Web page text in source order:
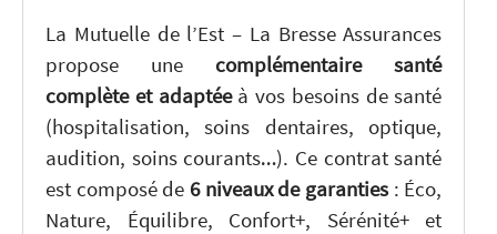
La Mutuelle de l’Est – La Bresse Assurances
propose une complémentaire santé
complète et adaptéeà vos besoins de santé
(hospitalisation, soins dentaires, optique,
audition, soins courants…). Ce contrat santé
est composé de 6 niveaux de garanties : Éco,
Nature, Équilibre, Confort+, Sérénité+ et